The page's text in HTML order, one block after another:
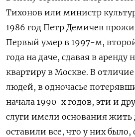
Тихонов или министр
1986 год Петр Демичев
Первый умер в 1997-м,
года на даче, сдавая в
квартиру в Москве. В
людей, в одночасье
начала 1990-х годов, эти и
слуги имели основания жить
оставили все, что у них было,